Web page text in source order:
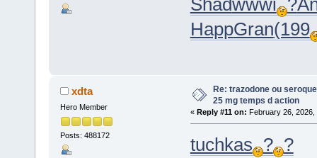
HappGran(199
xdta
Hero Member
Posts: 488172
Re: trazodone ou
25 mg temps d action
« Reply #11 on: February 26, 2026,
tuchkas ? ?